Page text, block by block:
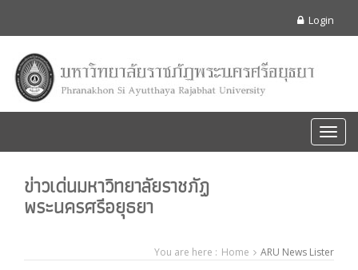
Login
ข่าวเด่นมหาวิทยาลัยราชภัฏ
พระนครศรีอยุธยา
You are here : Home ARU News Lister